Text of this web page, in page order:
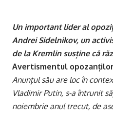
Un important lider al
Andrei Sidelnikov, un
de la Kremlin susține că
Avertismentul
Anunțul său are loc în
Vladimir Putin, s-a întrunit
noiembrie anul trecut, de